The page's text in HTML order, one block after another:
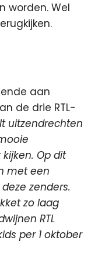
worden. Wel
aan
de drie RTL-
uitzendrechten
Op dit
met een
zenders.
zo laag
RTL
per 1 oktober